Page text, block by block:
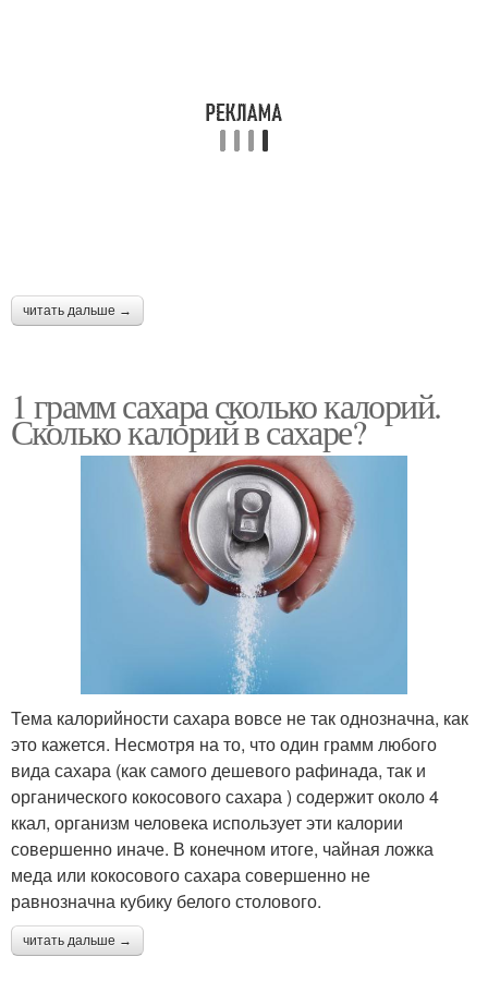
читать дальше →
1 грамм сахара сколько калорий.
Сколько калорий в сахаре?
Тема калорийности сахара вовсе не так однозначна, как
это кажется. Несмотря на то, что один грамм любого
вида сахара (как самого дешевого рафинада, так и
органического кокосового сахара ) содержит около 4
ккал, организм человека использует эти калории
совершенно иначе. В конечном итоге, чайная ложка
меда или кокосового сахара совершенно не
равнозначна кубику белого столового.
читать дальше →